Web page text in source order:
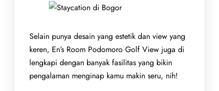
Selain punya desain yang estetik dan view yang
keren, En’s Room Podomoro Golf View juga di
lengkapi dengan banyak fasilitas yang bikin
pengalaman menginap kamu makin seru, nih!